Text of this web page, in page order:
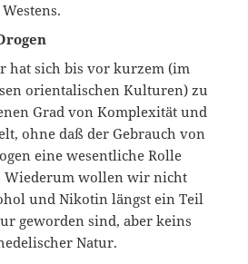
hat sich bis vor kurzem (im
orientalischen Kulturen) zu
Grad von Komplexität und
ohne daß der Gebrauch von
eine wesentliche Rolle
Wiederum wollen wir nicht
und Nikotin längst ein Teil
geworden sind, aber keins
Natur.